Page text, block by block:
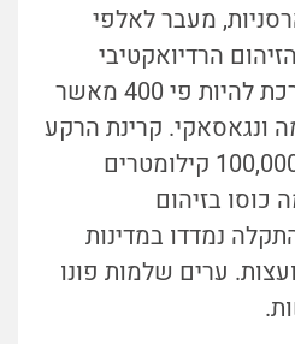
מעבר לאלפי
הרדיואקטיבי
שנפלטה בתקלה מוערכת להיות פי 400 מאשר
ונגאסאקי. קרינת הרקע
בכל העולם עלתה. כ-100,000 קילומטרים
בזיהום
נמדדו במדינות
ערים שלמות פונו